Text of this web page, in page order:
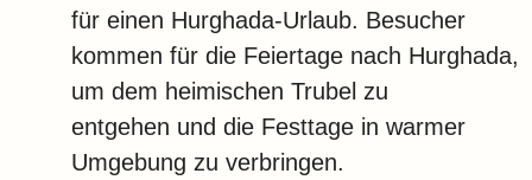
für einen Hurghada-Urlaub. Besucher
kommen für die Feiertage nach Hurghada,
um dem heimischen Trubel zu
entgehen und die Festtage in warmer
Umgebung zu verbringen.